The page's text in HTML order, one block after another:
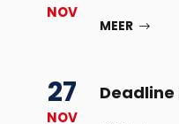
NOV
MEER
27
NOV